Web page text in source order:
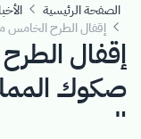
الصفحة الرئيسية
إقفال الطرح الخامس من برنامج
إقفال
صكوك
السعودي​